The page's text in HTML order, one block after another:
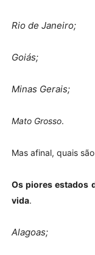
Rio de Janeiro;
Goiás;
Minas Gerais;
Mato Grosso.
Mas afinal, quais
Os piores estados
vida.
Alagoas;